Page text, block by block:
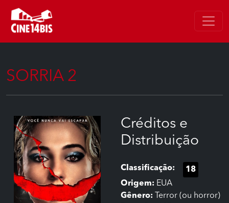
SORRIA 2
Créditos e
Distribuição
Classificação:
18
Origem: EUA
Gênero:
Terror (ou horror)